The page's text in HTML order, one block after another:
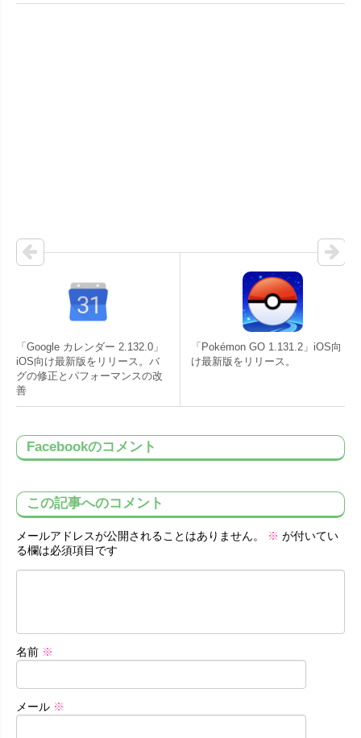
「Google カレンダー 2.132.0」
iOS向け最新版をリリース。バ
グの修正とパフォーマンスの改
善
「Pokémon GO 1.131.2」iOS向
け最新版をリリース。
Facebookのコメント
この記事へのコメント
メールアドレスが公開されることはありません。 ※ が付いてい
る欄は必須項目です
名前 ※
メール ※